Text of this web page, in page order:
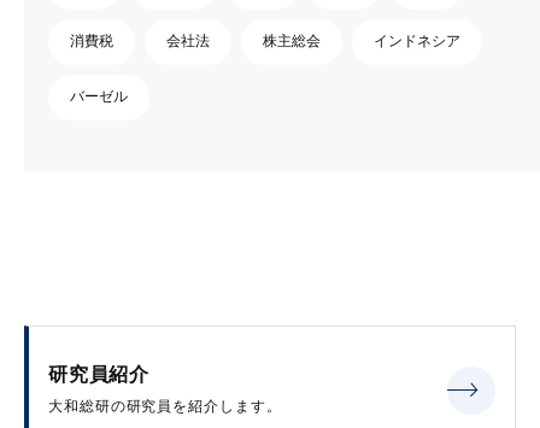
消費税 会社法 株主総会 インドネシア
バーゼル
研究員紹介
大和総研の研究員を紹介します。